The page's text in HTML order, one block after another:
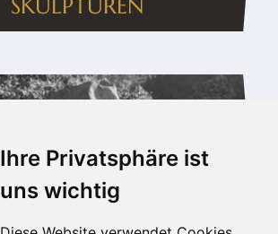
Ihre Privatsphäre ist
uns wichtig
SKULPTUREN